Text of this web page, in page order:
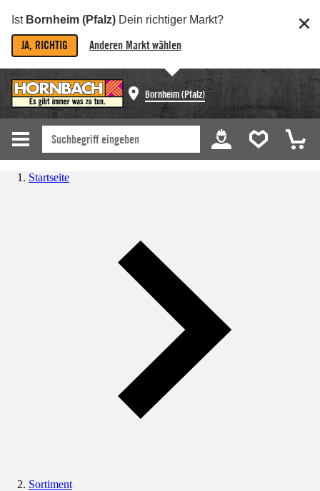
Ist Bornheim (Pfalz) Dein richtiger Markt?
JA, RICHTIG Anderen Markt wählen
Bornheim (Pfalz)
Startseite
Sortiment